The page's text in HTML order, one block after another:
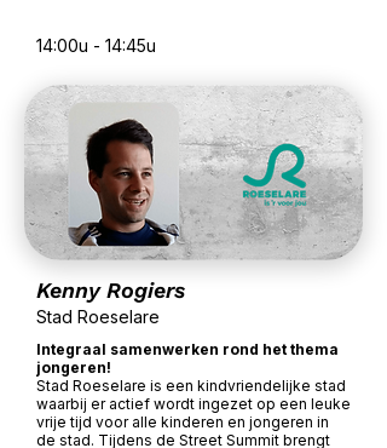
14:00u - 14:45u
Kenny Rogiers
Stad Roeselare
Integraal samenwerken rond het thema
jongeren!
Stad Roeselare is een kindvriendelijke stad
waarbij er actief wordt ingezet op een leuke
vrije tijd voor alle kinderen en jongeren in
de stad. Tijdens de Street Summit brengt